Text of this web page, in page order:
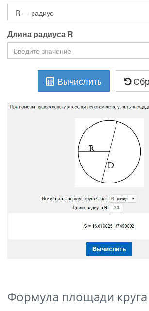
Длина радиуса R
Вычислить
Формула площади круга